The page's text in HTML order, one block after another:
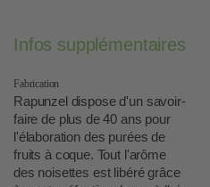
Infos supplémentaires
Fabrication
Rapunzel dispose d'un savoir-
faire de plus de 40 ans pour
l'élaboration des purées de
fruits à coque. Tout l'arôme
des noisettes est libéré grâce